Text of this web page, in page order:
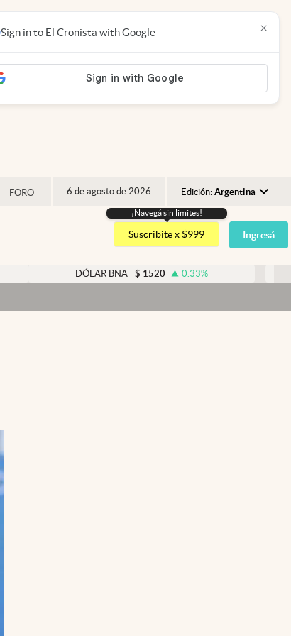
FORO 6 de agosto de 2026 Edición: Argentina
Argentina
España
USA
¡Navegá sin limites!
Suscribite x $999 Ingresá
DÓLAR BNA $ 1520 0.33%
Sign in to El Cronista with Google ×